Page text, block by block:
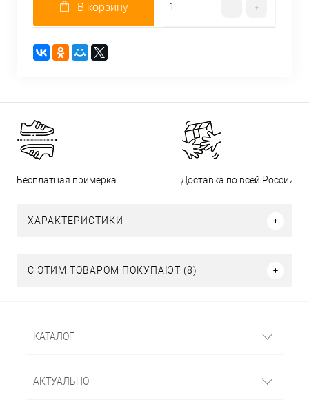
В корзину
Бесплатная примерка Доставка по всей России
ХАРАКТЕРИСТИКИ
С ЭТИМ ТОВАРОМ ПОКУПАЮТ (8)
КАТАЛОГ
АКТУАЛЬНО